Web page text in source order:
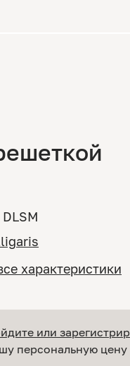
DLSM
характеристики
или
персональную цену